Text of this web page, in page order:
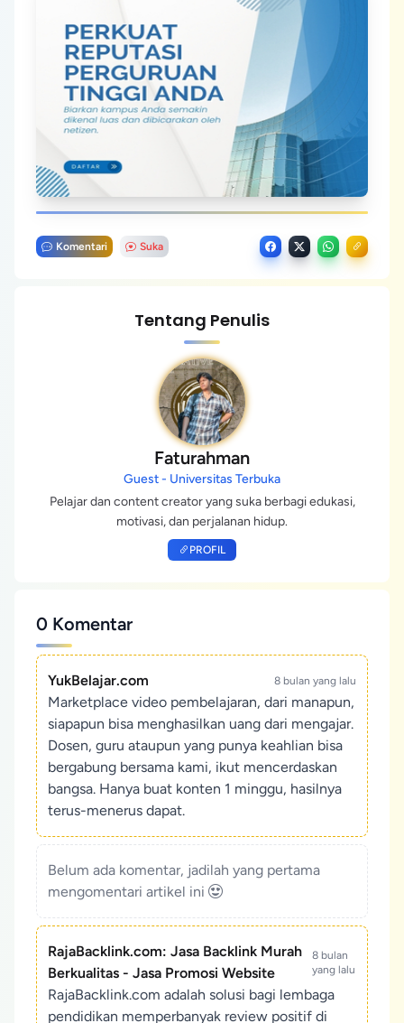
Komentari Suka
Tentang Penulis
Faturahman
Guest - Universitas Terbuka
Pelajar dan content creator yang suka berbagi edukasi,
motivasi, dan perjalanan hidup.
PROFIL
0 Komentar
YukBelajar.com 8 bulan yang lalu
Marketplace video pembelajaran, dari manapun,
siapapun bisa menghasilkan uang dari mengajar.
Dosen, guru ataupun yang punya keahlian bisa
bergabung bersama kami, ikut mencerdaskan
bangsa. Hanya buat konten 1 minggu, hasilnya
terus-menerus dapat.
Belum ada komentar, jadilah yang pertama
mengomentari artikel ini
RajaBacklink.com: Jasa Backlink Murah
Berkualitas - Jasa Promosi Website
8 bulan
yang lalu
RajaBacklink.com adalah solusi bagi lembaga
pendidikan memperbanyak review positif di